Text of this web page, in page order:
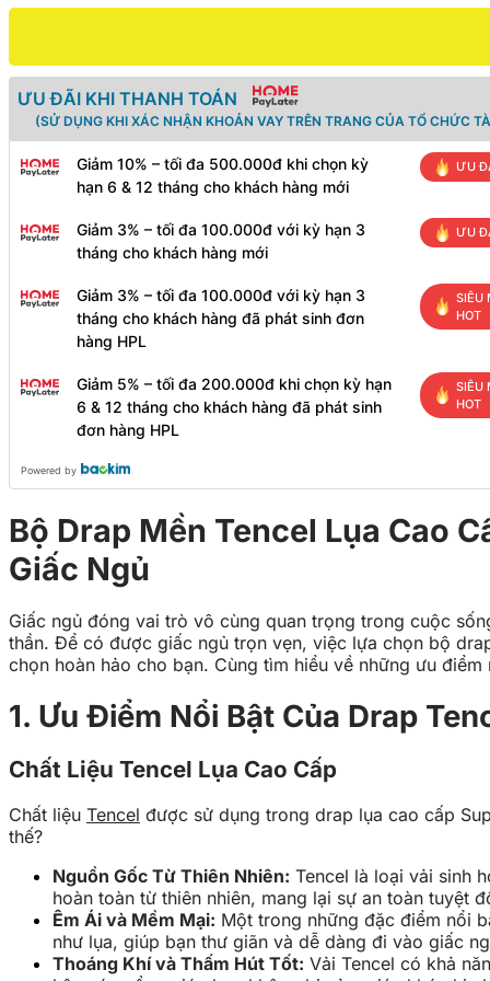
ƯU ĐÃI KHI THANH TOÁN
(SỬ DỤNG KHI XÁC NHẬN KHOẢN VAY TRÊN TRANG CỦA TỔ CHỨC
Giảm 10% – tối đa 500.000đ khi chọn kỳ
hạn 6 & 12 tháng cho khách hàng mới
ƯU
Giảm 3% – tối đa 100.000đ với kỳ hạn 3
tháng cho khách hàng mới
ƯU
Giảm 3% – tối đa 100.000đ với kỳ hạn 3
tháng cho khách hàng đã phát sinh đơn
hàng HPL
SIÊU
HOT
Giảm 5% – tối đa 200.000đ khi chọn kỳ hạn
6 & 12 tháng cho khách hàng đã phát sinh
đơn hàng HPL
SIÊU
HOT
Powered by
Bộ Drap Mền Tencel Lụa Cao
Giấc Ngủ
Giấc ngủ đóng vai trò vô cùng quan trọng trong cuộc
thần. Để có được giấc ngủ trọn vẹn, việc lựa chọn bộ
chọn hoàn hảo cho bạn. Cùng tìm hiểu về những ưu
1. Ưu Điểm Nổi Bật Của Drap
Chất Liệu Tencel Lụa Cao Cấp
Chất liệu Tencel được sử dụng trong drap lụa cao cấp
thế?
Nguồn Gốc Từ Thiên Nhiên: Tencel là loại vải sinh
hoàn toàn từ thiên nhiên, mang lại sự an toàn tuyệt
Êm Ái và Mềm Mại: Một trong những đặc điểm nổi
như lụa, giúp bạn thư giãn và dễ dàng đi vào giấc
Thoáng Khí và Thấm Hút Tốt: Vải Tencel có khả